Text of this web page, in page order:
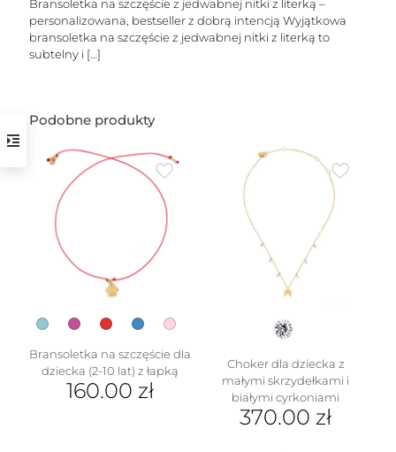
Bransoletka na szczęście z jedwabnej nitki z literką –
personalizowana, bestseller z dobrą intencją Wyjątkowa
bransoletka na szczęście z jedwabnej nitki z literką to
subtelny i […]
Podobne produkty
Bransoletka na szczęście dla
dziecka (2-10 lat) z łapką
160.00 zł
Choker dla dziecka z
małymi skrzydełkami i
białymi cyrkoniami
370.00 zł